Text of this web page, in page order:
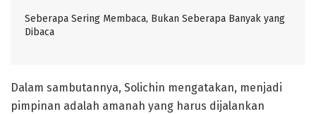
Seberapa Sering Membaca, Bukan Seberapa Banyak yang
Dibaca
Dalam sambutannya, Solichin mengatakan, menjadi
pimpinan adalah amanah yang harus dijalankan